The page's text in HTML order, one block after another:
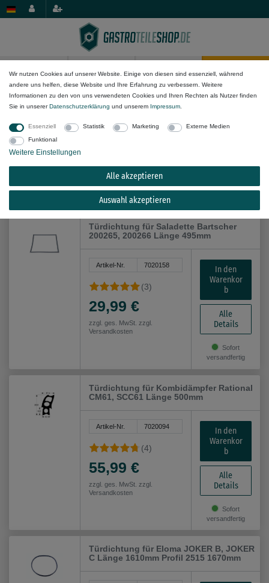
Dichtungs-Komponenten
Alle Filteroptionen anzeigen (13)
Türdichtung für Saladette Bartscher
200265, 200266 Länge 495mm
Artikel-Nr. 7020158
(3)
29,99 €
zzgl. ges. MwSt. zzgl.
Versandkosten
In den
Warenkor
b
Alle
Details
Sofort
versandfertig
Türdichtung für Kombidämpfer Rational
CM61, SCC61 Länge 500mm
Artikel-Nr. 7020094
(4)
55,99 €
zzgl. ges. MwSt. zzgl.
Versandkosten
In den
Warenkor
b
Alle
Details
Sofort
versandfertig
Türdichtung für Eloma JOKER B, JOKER
C Länge 1610mm Profil 2515 1670mm
Wir nutzen Cookies auf unserer Website. Einige von diesen sind essenziell, während
andere uns helfen, diese Website und Ihre Erfahrung zu verbessern. Weitere
Informationen zu den von uns verwendeten Cookies und Ihren Rechten als Nutzer finden
Sie in unsererDaten­schutz­erklärung und unserem Impressum
Essenziell Statistik Marketing
Externe Medien
Funktional
Weitere Einstellungen
Alle akzeptieren
Auswahl akzeptieren